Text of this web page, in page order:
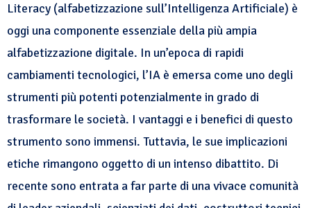
Literacy (alfabetizzazione sull’Intelligenza Artificiale) è
oggi una componente essenziale della più ampia
alfabetizzazione digitale. In un’epoca di rapidi
cambiamenti tecnologici, l’IA è emersa come uno degli
strumenti più potenti potenzialmente in grado di
trasformare le società. I vantaggi e i benefici di questo
strumento sono immensi. Tuttavia, le sue implicazioni
etiche rimangono oggetto di un intenso dibattito. Di
recente sono entrata a far parte di una vivace comunità